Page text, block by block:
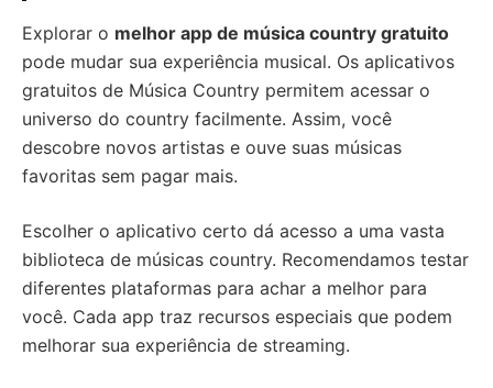
Explorar o melhor app de música country gratuito
pode mudar sua experiência musical. Os aplicativos
gratuitos de Música Country permitem acessar o
universo do country facilmente. Assim, você
descobre novos artistas e ouve suas músicas
favoritas sem pagar mais.
Escolher o aplicativo certo dá acesso a uma vasta
biblioteca de músicas country. Recomendamos testar
diferentes plataformas para achar a melhor para
você. Cada app traz recursos especiais que podem
melhorar sua experiência de streaming.